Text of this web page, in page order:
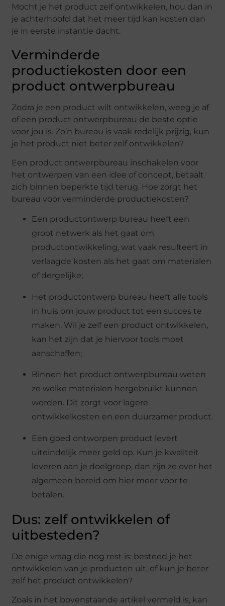
Mocht je het product zelf ontwikkelen, hou dan in
je achterhoofd dat het meer tijd kan kosten dan
je in eerste instantie dacht.
Verminderde
productiekosten door een
product ontwerpbureau
Zodra je een product wilt ontwikkelen, weeg je af
of een product ontwerpbureau de beste optie
voor jou is. Zo’n bureau is vaak redelijk prijzig, kun
je het product niet beter zelf ontwikkelen?
Een product ontwerpbureau inschakelen voor
het ontwerpen van een idee of concept, betaalt
zich binnen beperkte tijd terug. Hoe zorgt het
bureau voor verminderde productiekosten?
Een productontwerp bureau heeft een
groot netwerk als het gaat om
productontwikkeling, wat vaak resulteert in
verlaagde kosten als het gaat om materialen
of dergelijke;
Het productontwerp bureau heeft alle tools
in huis om jouw product tot een succes te
maken. Wil je zelf een product ontwikkelen,
kan het zijn dat je hiervoor tools moet
aanschaffen;
Binnen het product ontwerpbureau weten
ze welke materialen hergebruikt kunnen
worden. Dit zorgt voor lagere
ontwikkelkosten en een duurzamer product.
Een goed ontworpen product levert
uiteindelijk meer geld op. Kun je kwaliteit
leveren aan je doelgroep, dan zijn ze over het
algemeen bereid om hier meer voor te
betalen.
Dus: zelf ontwikkelen of
uitbesteden?
De enige vraag die nog rest is: besteed je het
ontwikkelen van je producten uit, of kun je beter
zelf het product ontwikkelen?
Zoals in het bovenstaande artikel vermeld is, kan